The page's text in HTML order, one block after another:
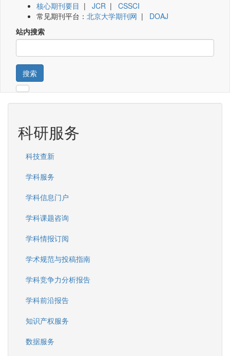
核心期刊要目 | JCR | CSSCI
常见期刊平台： 北京大学期刊网 | DOAJ
站内搜索
搜索
科研服务
科技查新
学科服务
学科信息门户
学科课题咨询
学科情报订阅
学术规范与投稿指南
学科竞争力分析报告
学科前沿报告
知识产权服务
数据服务